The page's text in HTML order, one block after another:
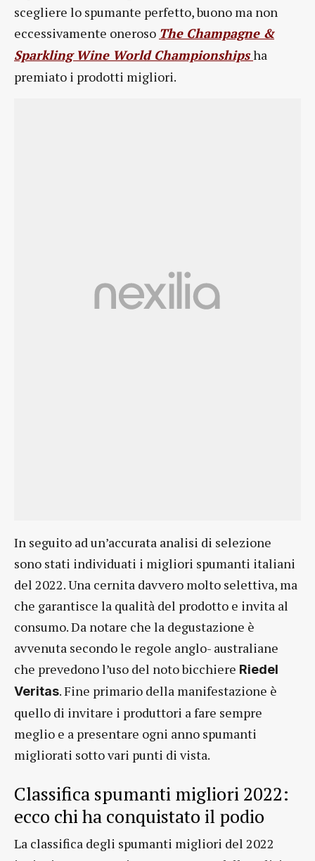
scegliere lo spumante perfetto, buono ma non
eccessivamente oneroso The Champagne &
Sparkling Wine World Championshipsha
premiato i prodotti migliori.
In seguito ad un’accurata analisi di selezione
sono stati individuati i migliori spumanti italiani
del 2022. Una cernita davvero molto selettiva, ma
che garantisce la qualità del prodotto e invita al
consumo. Da notare che la degustazione è
avvenuta secondo le regole anglo- australiane
che prevedono l’uso del noto bicchiere Riedel
Veritas. Fine primario della manifestazione è
quello di invitare i produttori a fare sempre
meglio e a presentare ogni anno spumanti
migliorati sotto vari punti di vista.
Classifica spumanti migliori 2022:
ecco chi ha conquistato il podio
La classifica degli spumanti migliori del 2022